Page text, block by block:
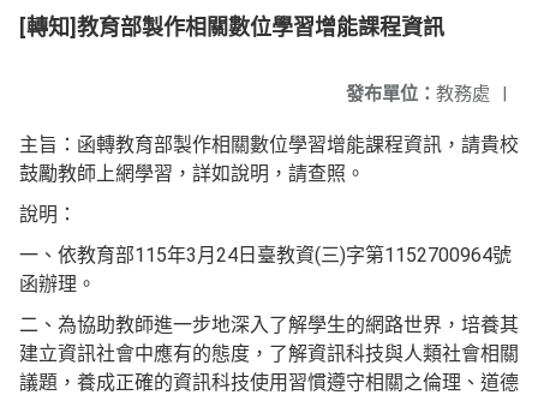
[轉知]教育部製作相關數位學習增能課程資訊
發布單位： 教務處 |
主旨：函轉教育部製作相關數位學習增能課程資訊，請貴校
鼓勵教師上網學習，詳如說明，請查照。
說明：
一、依教育部115年3月24日臺教資(三)字第1152700964號
函辦理。
二、為協助教師進一步地深入了解學生的網路世界，培養其
建立資訊社會中應有的態度，了解資訊科技與人類社會相關
議題，養成正確的資訊科技使用習慣遵守相關之倫理、道德